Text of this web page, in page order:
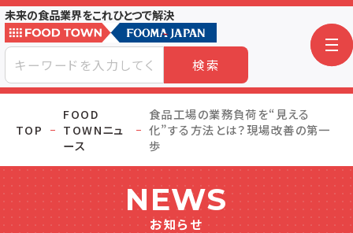
未来の食品業界をこれひとつで解決
検索
TOP
FOOD
TOWNニュ
ース
食品工場の業務負荷を“見える
化”する方法とは？現場改善の第一
歩
NEWS
お知らせ